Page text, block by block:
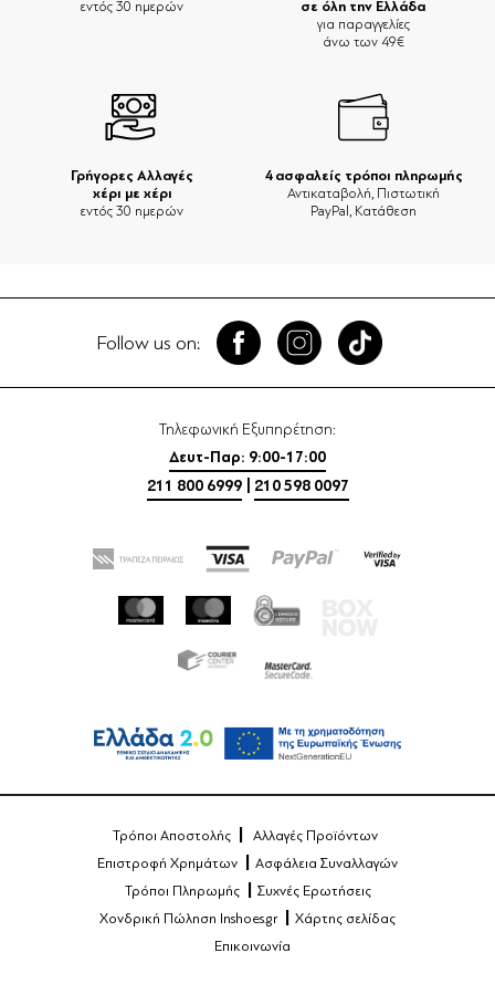
σε όλη την Ελλάδα
για παραγγελίες
άνω των 49€
εντός 30 ημερών
Γρήγορες Αλλαγές
χέρι με χέρι
εντός 30 ημερών
4 ασφαλείς τρόποι πληρωμής
Αντικαταβολή, Πιστωτική
PayPal, Κατάθεση
Follow us on:
Τηλεφωνική Εξυπηρέτηση:
Δευτ-Παρ: 9:00-17:00
211 800 6999
210 598 0097
Τρόποι Αποστολής
Αλλαγές Προϊόντων
Επιστροφή Χρημάτων
Ασφάλεια Συναλλαγών
Τρόποι Πληρωμής
Συχνές Ερωτήσεις
Χονδρική Πώληση Inshoes.gr
Χάρτης σελίδας
Επικοινωνία